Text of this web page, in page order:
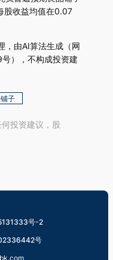
股收益均值在0.07
，由AI算法生成（网
），不构成投资建
子
投资建议，股
号-2
号